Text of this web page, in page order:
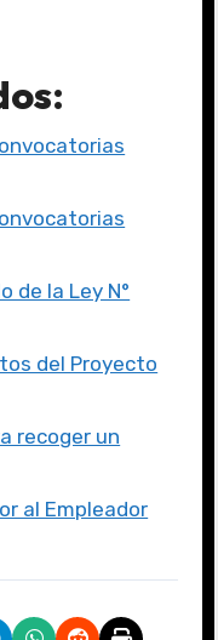
de la Ley N°
del Proyecto
recoger un
al Empleador